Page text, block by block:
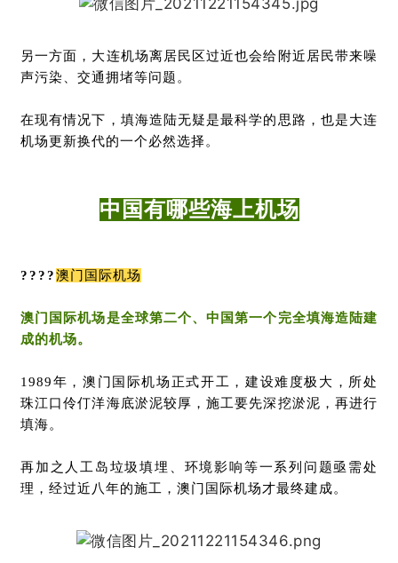
另一方面，大连机场离居民区过近也会给附近居民带来噪
声污染、交通拥堵等问题。
在现有情况下，填海造陆无疑是最科学的思路，也是大连
机场更新换代的一个必然选择。
中国有哪些海上机场
????澳门国际机场
澳门国际机场是全球第二个、中国第一个完全填海造陆建
成的机场。
1989年，澳门国际机场正式开工，建设难度极大，所处
珠江口伶仃洋海底淤泥较厚，施工要先深挖淤泥，再进行
填海。
再加之人工岛垃圾填埋、环境影响等一系列问题亟需处
理，经过近八年的施工，澳门国际机场才最终建成。